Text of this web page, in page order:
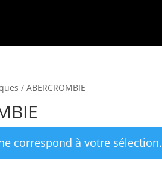
/ ABERCROMBIE
correspond à votre sélection.